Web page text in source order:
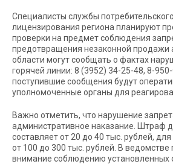
Специалисты службы
лицензирования региона планируют
проверки на предмет соблюдения
предотвращения незаконной продажи
области могут сообщать о фактах
горячей линии: 8 (3952) 34-25-48, 8-
поступившие сообщения будут
уполномоченные органы для
Важно отметить, что нарушение
административное наказание. Штраф
составляет от 20 до 40 тыс. рублей,
от 100 до 300 тыс. рублей. В
внимание соблюдению установленных